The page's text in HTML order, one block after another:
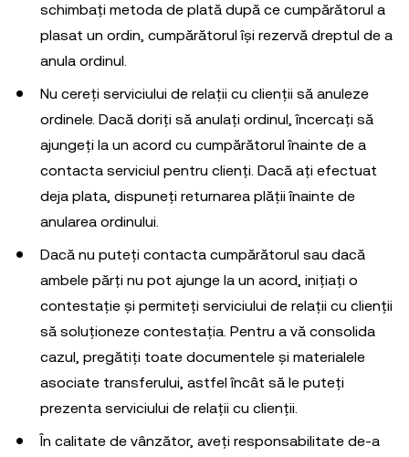
schimbați metoda de plată după ce cumpărătorul a
plasat un ordin, cumpărătorul își rezervă dreptul de a
anula ordinul.
Nu cereți serviciului de relații cu clienții să anuleze
ordinele. Dacă doriți să anulați ordinul, încercați să
ajungeți la un acord cu cumpărătorul înainte de a
contacta serviciul pentru clienți. Dacă ați efectuat
deja plata, dispuneți returnarea plății înainte de
anularea ordinului.
Dacă nu puteți contacta cumpărătorul sau dacă
ambele părți nu pot ajunge la un acord, inițiați o
contestație și permiteți serviciului de relații cu clienții
să soluționeze contestația. Pentru a vă consolida
cazul, pregătiți toate documentele și materialele
asociate transferului, astfel încât să le puteți
prezenta serviciului de relații cu clienții.
În calitate de vânzător, aveți responsabilitate de-a